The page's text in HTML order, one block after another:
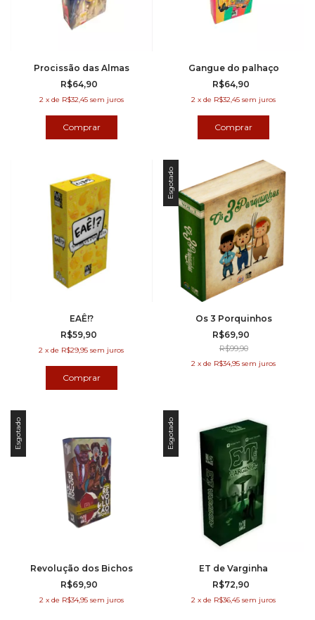
Procissão das Almas
R$64,90
2 x de R$32,45 sem juros
Gangue do palhaço
R$64,90
2 xde R$32,45 sem juros
EAÊ!?
R$59,90
2 xde R$29,95 sem juros
Esgotado
Os 3 Porquinhos
R$69,90
R$99,90
2 xde R$34,95 sem juros
Esgotado
Revolução dos Bichos
R$69,90
2 x de R$34,95 sem juros
Esgotado
ET de Varginha
R$72,90
2 xde R$36,45 sem juros